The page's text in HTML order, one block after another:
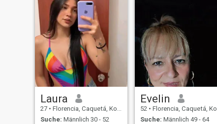
Laura
27 • Florencia, Caquetá, Kolumbien
Suche: Männlich 30 - 52
Evelin
52 • Florencia, Caquetá, Kolumbien
Suche: Männlich 49 - 64